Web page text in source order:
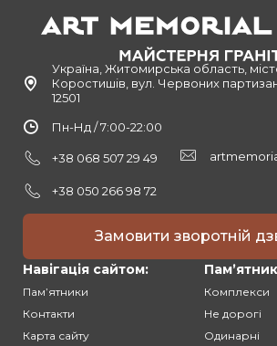
Україна, Житомирська область,
Коростишів, вул. Червоних
12501
Пн-Нд / 7:00-22:00
+38 068 507 29 49
+38 050 266 98 72
Замовити зворотній
Навігація сайтом:
Памʼятники
Контакти
Карта сайту
Комплекси
Не дорогі
Одинарні